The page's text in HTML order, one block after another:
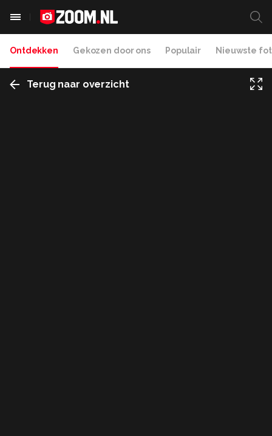
Ontdekken Gekozen door ons Populair Nieuwste
Terug naar overzicht